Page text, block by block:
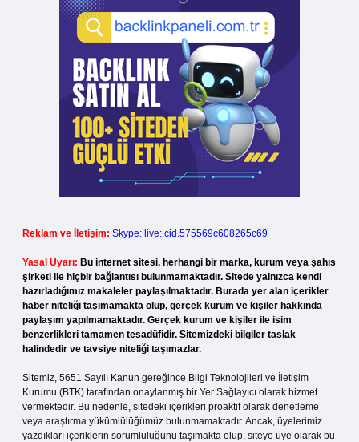
Reklam ve İletişim: Skype: live:.cid.575569c608265c69
Yasal Uyarı: Bu internet sitesi, herhangi bir marka, kurum veya şahıs
şirketi ile hiçbir bağlantısı bulunmamaktadır. Sitede yalnızca kendi
hazırladığımız makaleler paylaşılmaktadır. Burada yer alan içerikler
haber niteliği taşımamakta olup, gerçek kurum ve kişiler hakkında
paylaşım yapılmamaktadır. Gerçek kurum ve kişiler ile isim
benzerlikleri tamamen tesadüfidir. Sitemizdeki bilgiler taslak
halindedir ve tavsiye niteliği taşımazlar.
Sitemiz, 5651 Sayılı Kanun gereğince Bilgi Teknolojileri ve İletişim
Kurumu (BTK) tarafından onaylanmış bir Yer Sağlayıcı olarak hizmet
vermektedir. Bu nedenle, sitedeki içerikleri proaktif olarak denetleme
veya araştırma yükümlülüğümüz bulunmamaktadır. Ancak, üyelerimiz
yazdıkları içeriklerin sorumluluğunu taşımakta olup, siteye üye olarak bu